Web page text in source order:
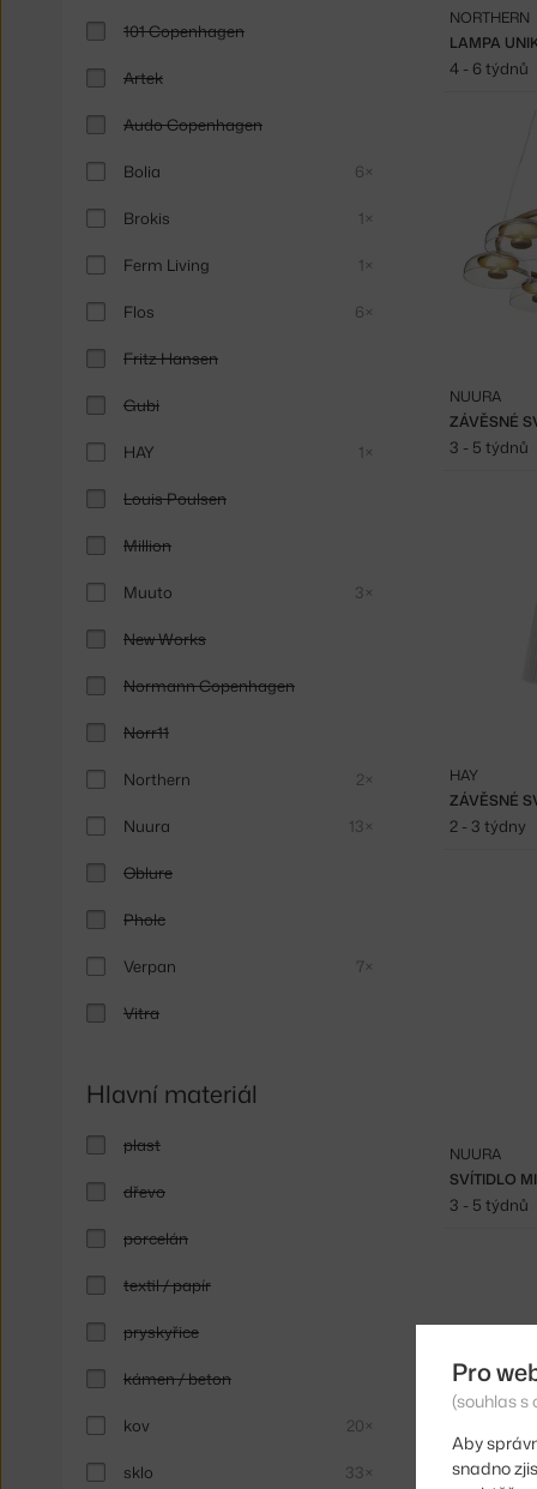
101 Copenhagen
Artek
Audo Copenhagen
Bolia 6×
Brokis 1×
Ferm Living 1×
Flos 6×
Fritz Hansen
Gubi
HAY 1×
Louis Poulsen
Million
Muuto 3×
New Works
Normann Copenhagen
Norr11
Northern 2×
Nuura 13×
Oblure
Pholc
Verpan 7×
Vitra
Hlavní materiál
plast
dřevo
porcelán
textil / papír
pryskyřice
kámen / beton
kov 20×
sklo 33×
LAMPA
NORTHERN
4 - 6 týdnů
ZÁVĚSNÉ
NUURA
3 - 5 týdnů
ZÁVĚSNÉ
HAY
2 - 3 týdny
SVÍTIDLO
NUURA
3 - 5 týdnů
Pro
(souhlas s
Aby
snadno